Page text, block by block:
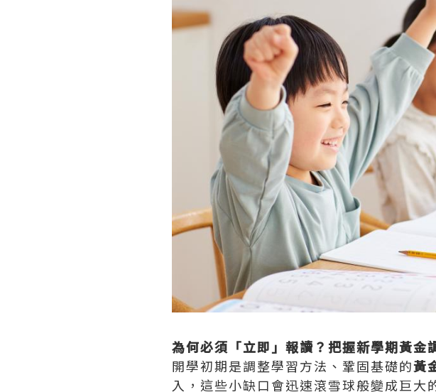
為何必須「立即」報讀？把握新學期黃金
開學初期是調整學習方法、鞏固基礎的黃
入，這些小缺口會迅速滾雪球般變成巨大